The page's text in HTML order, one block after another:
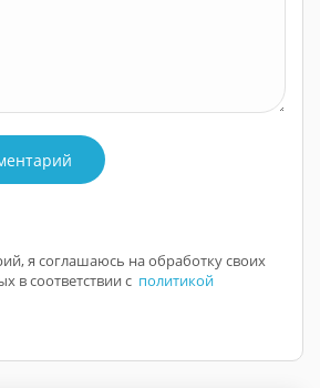
я соглашаюсь на обработку своих
в соответствии с политикой